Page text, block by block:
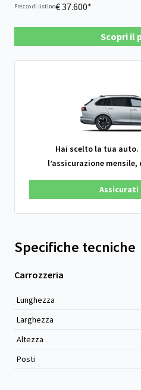
Prezzo di listino€ 37.600*
Scopri il
Hai scelto la tua auto.
l’assicurazione
Assicurati
Specifiche tecniche
Carrozzeria
Lunghezza
Larghezza
Altezza
Posti